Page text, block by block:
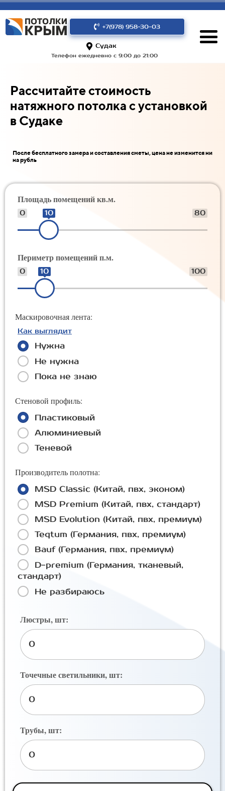
+7(978) 958-30-03
Судак
Телефон ежедневно с 9:00 до 21:00
Рассчитайте стоимость
натяжного потолка с установкой
в Судаке
После бесплатного замера и составления сметы, цена не изменится ни
на рубль
Площадь помещений кв.м.
0 80
10
Периметр помещений п.м.
0 100
10
Маскировочная лента:
Как выглядит
Нужна
Не нужна
Пока не знаю
Стеновой профиль:
Пластиковый
Алюминиевый
Теневой
Производитель полотна:
MSD Classic (Китай, пвх, эконом)
MSD Premium (Китай, пвх, стандарт)
MSD Evolution (Китай, пвх, премиум)
Teqtum (Германия, пвх, премиум)
Bauf (Германия, пвх, премиум)
D-premium (Германия, тканевый,
стандарт)
Не разбираюсь
Люстры, шт:
Точечные светильники, шт:
Трубы, шт: